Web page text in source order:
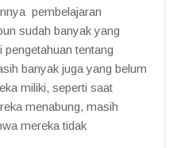
pembelajaran
sudah banyak yang
tentang
banyak juga yang belum
miliki, seperti saat
menabung, masih
mereka tidak